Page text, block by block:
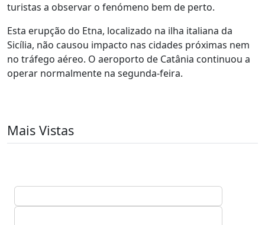
turistas a observar o fenómeno bem de perto.
Esta erupção do Etna, localizado na ilha italiana da
Sicília, não causou impacto nas cidades próximas nem
no tráfego aéreo. O aeroporto de Catânia continuou a
operar normalmente na segunda-feira.
Mais Vistas